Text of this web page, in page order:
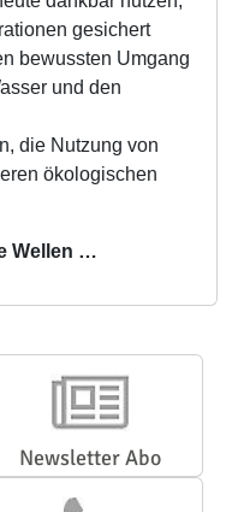
gesichert
bewussten Umgang
und den
die Nutzung von
ökologischen
Wellen …
Newsletter Abo